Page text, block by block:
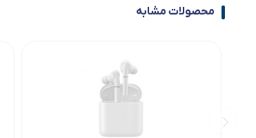
محصولات مشابه